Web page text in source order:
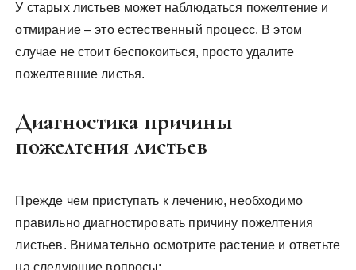
У старых листьев может наблюдаться пожелтение и
отмирание – это естественный процесс. В этом
случае не стоит беспокоиться, просто удалите
пожелтевшие листья.
Диагностика причины
пожелтения листьев
Прежде чем приступать к лечению, необходимо
правильно диагностировать причину пожелтения
листьев. Внимательно осмотрите растение и ответьте
на следующие вопросы: